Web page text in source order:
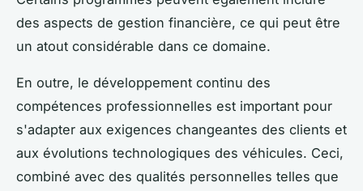
des aspects de gestion financière, ce qui peut être
un atout considérable dans ce domaine.
En outre, le développement continu des
compétences professionnelles est important pour
s'adapter aux exigences changeantes des clients et
aux évolutions technologiques des véhicules. Ceci,
combiné avec des qualités personnelles telles que